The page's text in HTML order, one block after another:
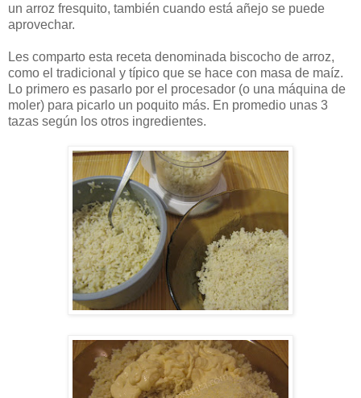
un arroz fresquito, también cuando está añejo se puede
aprovechar.
Les comparto esta receta denominada biscocho de arroz,
como el tradicional y típico que se hace con masa de maíz.
Lo primero es pasarlo por el procesador (o una máquina de
moler) para picarlo un poquito más. En promedio unas 3
tazas según los otros ingredientes.